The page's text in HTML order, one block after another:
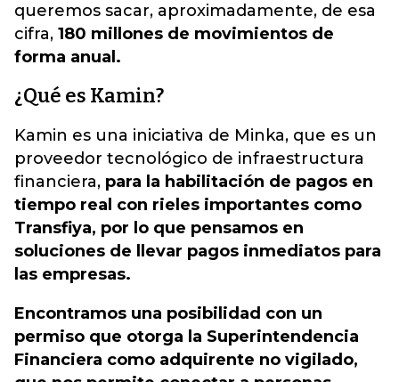
queremos sacar, aproximadamente, de esa
cifra, 180 millones de movimientos de
forma anual.
¿Qué es Kamin?
Kamin es una iniciativa de Minka, que es un
proveedor tecnológico de infraestructura
financiera, para la habilitación de pagos en
tiempo real con rieles importantes como
Transfiya, por lo que pensamos en
soluciones de llevar pagos inmediatos para
las empresas.
Encontramos una posibilidad con un
permiso que otorga la Superintendencia
Financiera como adquirente no vigilado,